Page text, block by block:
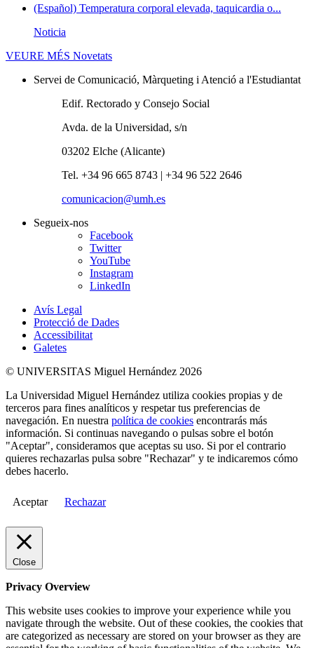
(Español) Temperatura corporal elevada, taquicardia o...
Noticia
VEURE MÉS Novetats
Servei de Comunicació, Màrqueting i Atenció a l'Estudiantat
Edif. Rectorado y Consejo Social
Avda. de la Universidad, s/n
03202 Elche (Alicante)
Tel. +34 96 665 8743 | +34 96 522 2646
comunicacion@umh.es
Segueix-nos
Facebook
Twitter
YouTube
Instagram
LinkedIn
Avís Legal
Protecció de Dades
Accessibilitat
Galetes
© UNIVERSITAS Miguel Hernández 2026
La Universidad Miguel Hernández utiliza cookies propias y de
terceros para fines analíticos y respetar tus preferencias de
navegación. En nuestra política de cookies encontrarás más
información. Si continuas navegando o pulsas sobre el botón
"Aceptar", consideramos que aceptas su uso. Si por el contrario
quieres rechazarlas pulsa sobre "Rechazar" y te indicaremos cómo
debes hacerlo.
Aceptar Rechazar
Close
Privacy Overview
This website uses cookies to improve your experience while you
navigate through the website. Out of these cookies, the cookies that
are categorized as necessary are stored on your browser as they are